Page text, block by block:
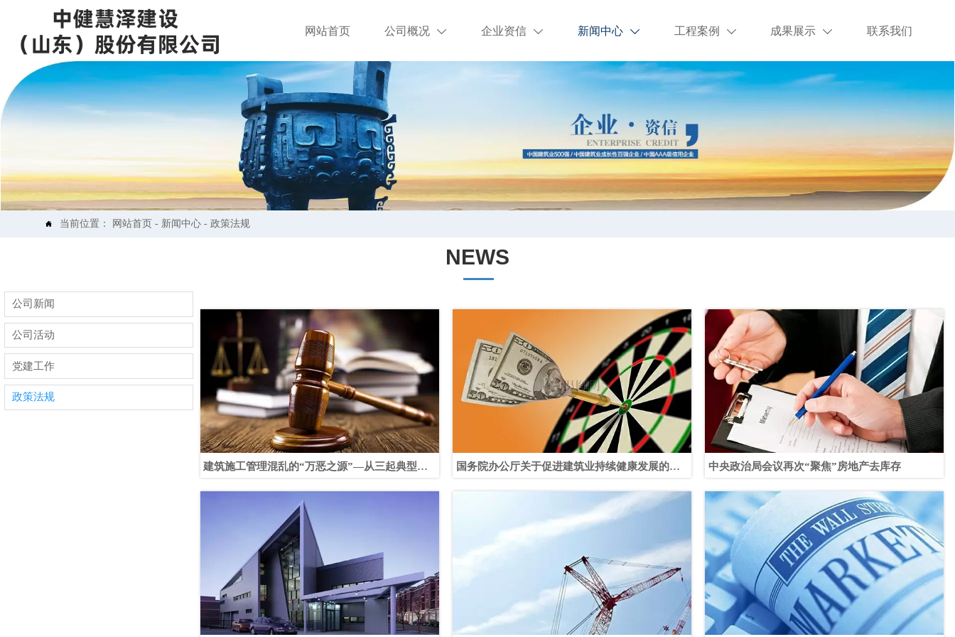
网站首页 公司概况  企业资信  新闻中心  工程案例  成果展示  联系我们
 当前位置： 网站首页- 新闻中心- 政策法规
NEWS
公司新闻
公司活动
党建工作
政策法规
建筑施工管理混乱的“万恶之源”—从三起典型案
国务院办公厅关于促进建筑业持续健康发展的意
中央政治局会议再次“聚焦”房地产去库存